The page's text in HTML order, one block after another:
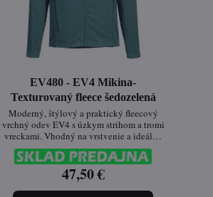
EV480 - EV4 Mikina-
Texturovaný fleece šedozelená
Moderný, štýlový a praktický fleecový
vrchný odev EV4 s úzkym strihom a tromi
vreckami. Vhodný na vrstvenie a ideálny
pre všetky ročné obdobia.
47,50 €